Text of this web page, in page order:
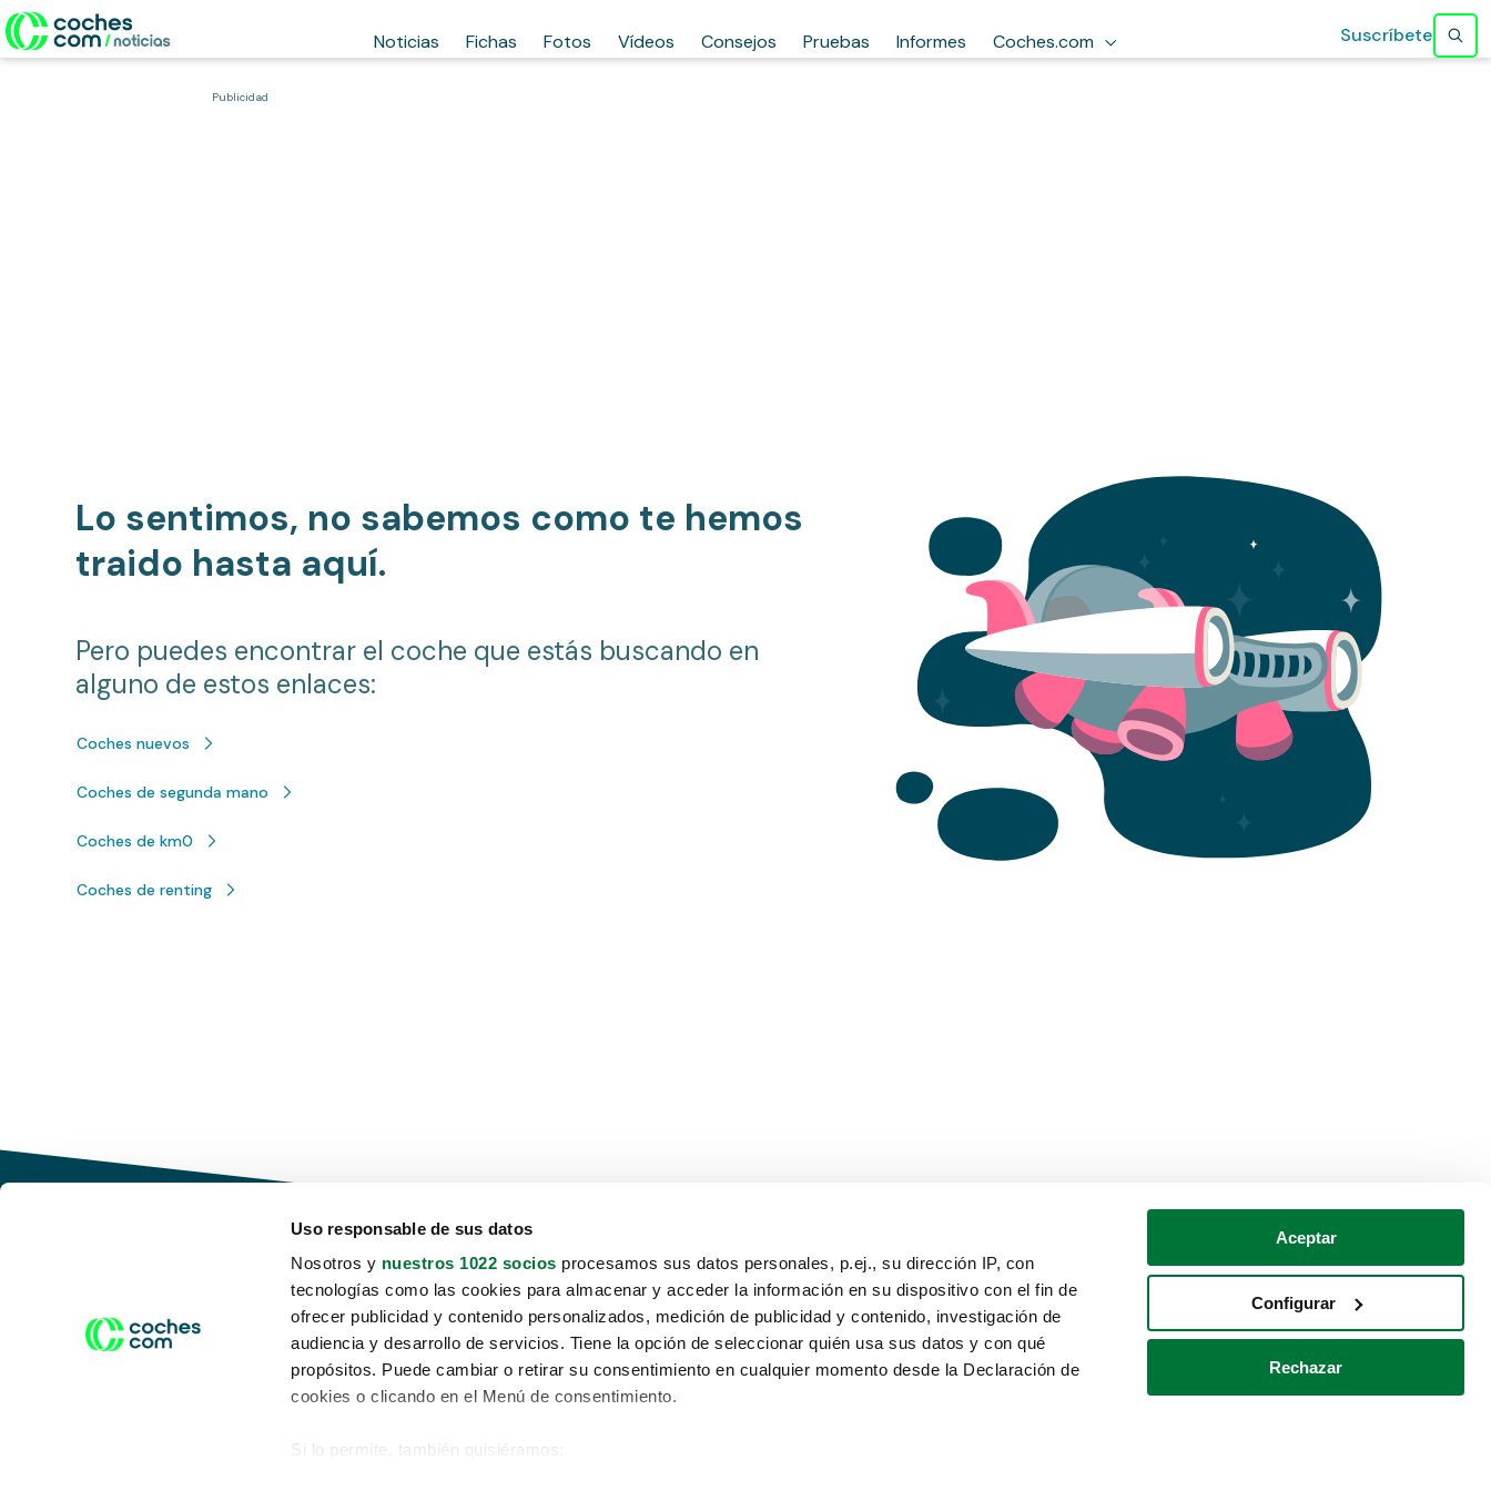
Uso responsable de sus datos
Nosotros y nuestros 1022 socios procesamos sus datos personales, p.ej., su dirección IP, con
tecnologías como las cookies para almacenar y acceder la información en su dispositivo con el fin de
ofrecer publicidad y contenido personalizados, medición de publicidad y contenido, investigación de
audiencia y desarrollo de servicios. Tiene la opción de seleccionar quién usa sus datos y con qué
propósitos. Puede cambiar o retirar su consentimiento en cualquier momento desde la Declaración de
cookies o clicando en el Menú de consentimiento.
Si lo permite, también quisiéramos:
Aceptar
Configurar
Rechazar
Noticias Fichas Fotos Vídeos Consejos Pruebas Informes Coches.com Suscríbete
Publicidad
Lo sentimos, no sabemos como te hemos
traido hasta aquí.
Pero puedes encontrar el coche que estás buscando en
alguno de estos enlaces:
Coches nuevos
Coches de segunda mano
Coches de km0
Coches de renting
Conduce tu futuro,
desata tu movilidad